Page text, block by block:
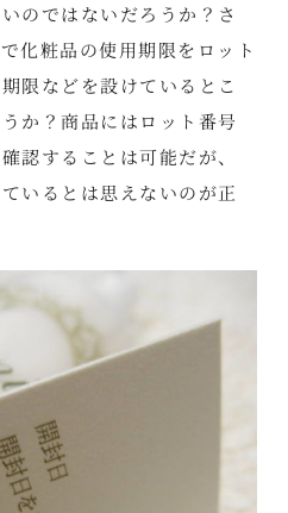
のではないだろうか？さ
化粧品の使用期限をロット
限などを設けているとこ
か？商品にはロット番号
認することは可能だが、
いるとは思えないのが正